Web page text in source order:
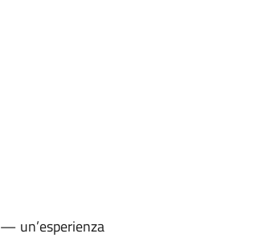
— un’esperienza